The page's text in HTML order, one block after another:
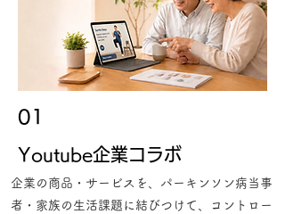
01
Youtube企業コラボ
企業の商品・サービスを、パーキンソン病当事
者・家族の生活課題に結びつけて、コントロー